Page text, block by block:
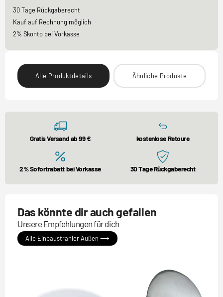
30 Tage Rückgaberecht
Kauf auf Rechnung möglich
2% Skonto bei Vorkasse
Alle Produktdetails Ähnliche Produkte
Gratis Versand ab 99 € kostenlose Retoure
2% Sofortrabatt bei Vorkasse 30 Tage Rückgaberecht
Das könnte dir auch gefallen
Unsere Empfehlungen für dich
Alle Einbaustrahler Außen ⟶